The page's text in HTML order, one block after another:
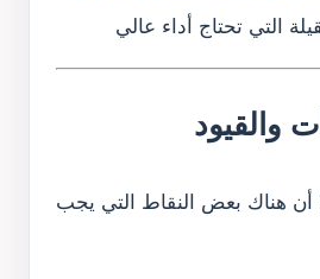
التي تحتاج أداء عالي
والقيود
أن هناك بعض النقاط التي يجب